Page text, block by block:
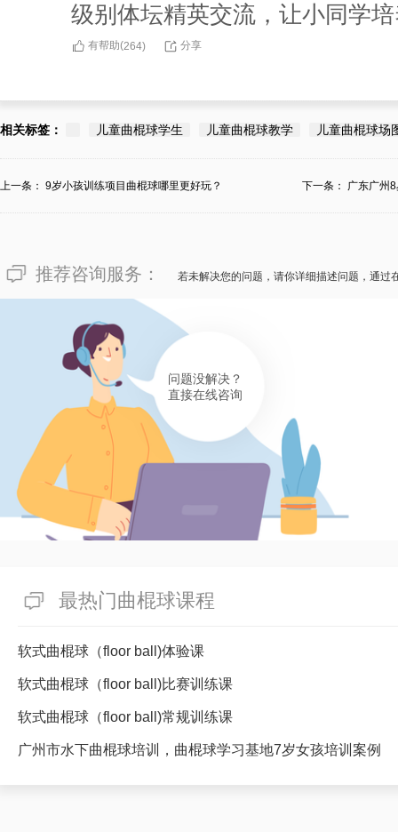
级别体坛精英交流，让小同学
有帮助(264) 分享
相关标签： 儿童曲棍球学生 儿童曲棍球教学 儿童曲棍球场
上一条： 9岁小孩训练项目曲棍球哪里更好玩？ 下一条： 广东广州
推荐咨询服务： 若未解决您的问题，请你详细描述问题，通过
问题没解决？
直接在线咨询
最热门曲棍球课程
软式曲棍球（floor ball)体验课
软式曲棍球（floor ball)比赛训练课
软式曲棍球（floor ball)常规训练课
广州市水下曲棍球培训，曲棍球学习基地7岁女孩培训案例